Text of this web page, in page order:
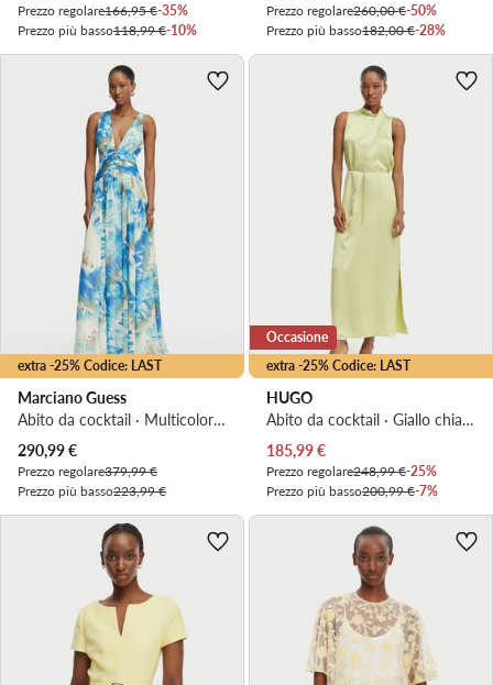
Prezzo regolare166,95 €-35%
Prezzo più basso118,99 €-10%
Prezzo regolare260,00 €-50%
Prezzo più basso182,00 €-28%
extra -25% Codice: LAST
Marciano Guess
Abito da cocktail · Multicolore · Maxi
Prezzo attuale
290,99€
Prezzo regolare379,99 €
Prezzo più basso223,99 €
extra -25% Codice: LAST
Occasione
HUGO
Abito da cocktail · Giallo chiaro · Maxi
Prezzo attuale
185,99€
Prezzo regolare248,99 €-25%
Prezzo più basso200,99 €-7%